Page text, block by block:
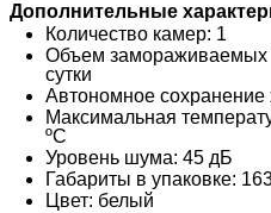
Дополнительные
Количество камер: 1
Объем замораживаемых
сутки
Автономное сохранение
Максимальная
ºC
Уровень шума: 45 дБ
Габариты в упаковке:
Цвет: белый